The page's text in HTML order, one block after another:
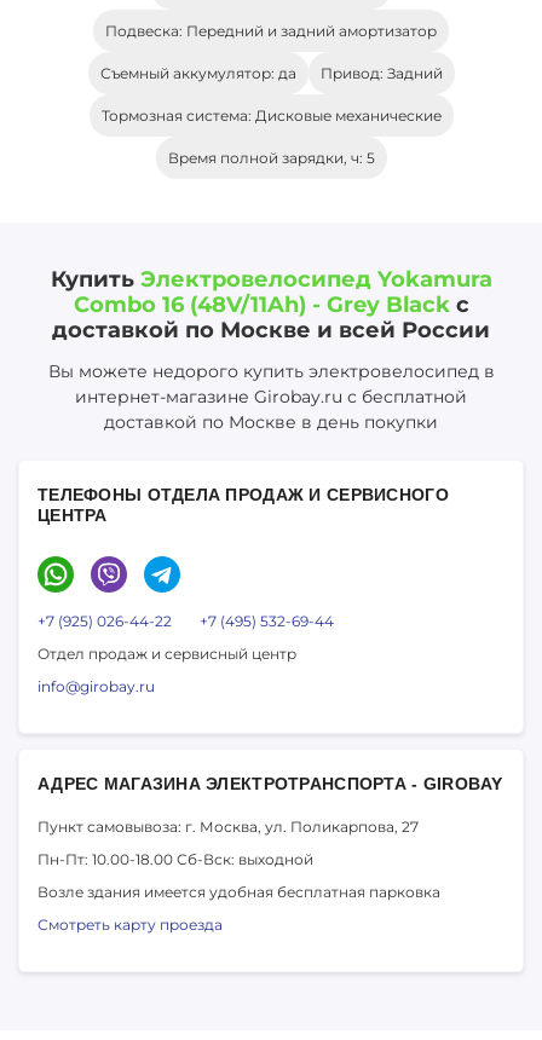
Подвеска: Передний и задний амортизатор
Съемный аккумулятор: да Привод: Задний
Тормозная система: Дисковые механические
Время полной зарядки, ч: 5
Купить Электровелосипед Yokamura
Combo 16 (48V/11Ah) - Grey Blackс
доставкой по Москве и всей России
Вы можете недорого купить электровелосипед в
интернет-магазине Girobay.ru с бесплатной
доставкой по Москве в день покупки
ТЕЛЕФОНЫ ОТДЕЛА ПРОДАЖ И СЕРВИСНОГО
ЦЕНТРА
+7 (925) 026-44-22
+7 (495) 532-69-44
Отдел продаж и сервисный центр
info@girobay.ru
АДРЕС МАГАЗИНА ЭЛЕКТРОТРАНСПОРТА - GIROBAY
Пункт самовывоза: г. Москва, ул. Поликарпова, 27
Пн-Пт: 10.00-18.00 Сб-Вск: выходной
Возле здания имеется удобная бесплатная парковка
Смотреть карту проезда